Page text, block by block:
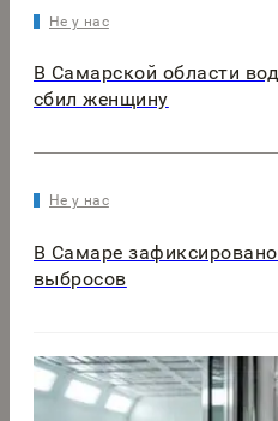
Не у нас
В Самарской области
сбил женщину
Не у нас
В Самаре
выбросов